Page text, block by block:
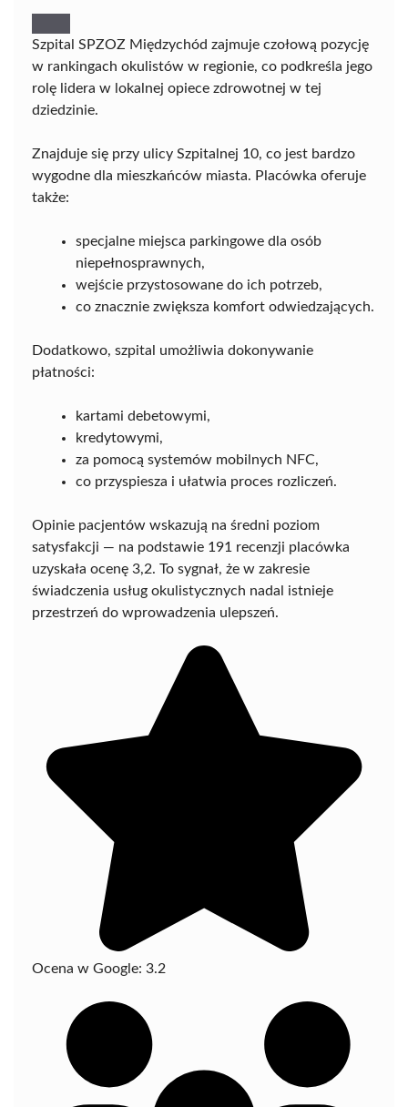
Szpital SPZOZ Międzychód zajmuje czołową pozycję
w rankingach okulistów w regionie, co podkreśla jego
rolę lidera w lokalnej opiece zdrowotnej w tej
dziedzinie.
Znajduje się przy ulicy Szpitalnej 10, co jest bardzo
wygodne dla mieszkańców miasta. Placówka oferuje
także:
specjalne miejsca parkingowe dla osób
niepełnosprawnych,
wejście przystosowane do ich potrzeb,
co znacznie zwiększa komfort odwiedzających.
Dodatkowo, szpital umożliwia dokonywanie
płatności:
kartami debetowymi,
kredytowymi,
za pomocą systemów mobilnych NFC,
co przyspiesza i ułatwia proces rozliczeń.
Opinie pacjentów wskazują na średni poziom
satysfakcji — na podstawie 191 recenzji placówka
uzyskała ocenę 3,2. To sygnał, że w zakresie
świadczenia usług okulistycznych nadal istnieje
przestrzeń do wprowadzenia ulepszeń.
Ocena w Google: 3.2